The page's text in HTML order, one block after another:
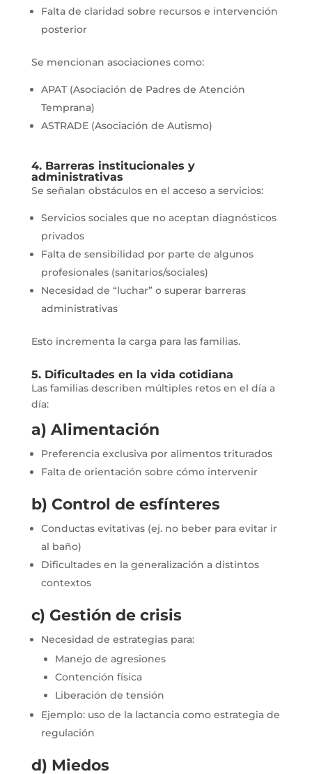
Falta de claridad sobre recursos e intervención
posterior
Se mencionan asociaciones como:
APAT (Asociación de Padres de Atención
Temprana)
ASTRADE (Asociación de Autismo)
4. Barreras institucionales y
administrativas
Se señalan obstáculos en el acceso a servicios:
Servicios sociales que no aceptan diagnósticos
privados
Falta de sensibilidad por parte de algunos
profesionales (sanitarios/sociales)
Necesidad de “luchar” o superar barreras
administrativas
Esto incrementa la carga para las familias.
5. Dificultades en la vida cotidiana
Las familias describen múltiples retos en el día a
día:
a) Alimentación
Preferencia exclusiva por alimentos triturados
Falta de orientación sobre cómo intervenir
b) Control de esfínteres
Conductas evitativas (ej. no beber para evitar ir
al baño)
Dificultades en la generalización a distintos
contextos
c) Gestión de crisis
Necesidad de estrategias para:
Manejo de agresiones
Contención física
Liberación de tensión
Ejemplo: uso de la lactancia como estrategia de
regulación
d) Miedos